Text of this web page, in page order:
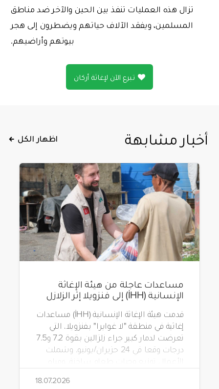
تزال هذه العمليات تنفذ بين الحين والآخر ضد مناطق
المسلمين، ويفقد الآلاف حياتهم ويضطرون إلى هجر
بيوتهم وأراضيهم.
تبرع الآن لإغاثة أركان
أخبار مشابهة اظهار الكل
مساعدات عاجلة من هيئة الإغاثة
الإنسانية (İHH) إلى فنزويلا إثر الزلازل
قدمت هيئة الإغاثة الإنسانية (İHH) مساعدات
إغاثية في منطقة "لا غوايرا" بفنزويلا، التي
تعرضت لدمار كبير جراء زلزالين بقوة 7.2 و7.5
درجات وقعا في 24 حزيران/يونيو. وشملت
شرب، وطرود غذائية، وحقائب مستلزمات
18.07.2026